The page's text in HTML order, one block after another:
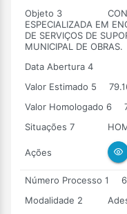
Objeto 3
ESPECIALIZADA EM
DE SERVIÇOS DE
MUNICIPAL DE OBRAS.
Data Abertura 4
Valor Estimado 5
Valor Homologado 6
Situações 7
Ações
Número Processo 1
6
Modalidade 2